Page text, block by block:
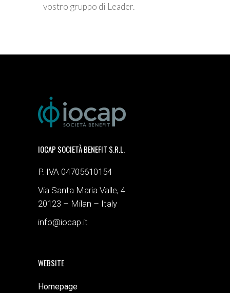
vostro gruppo di Leader.
IOCAP SOCIETÀ BENEFIT S.R.L.
P. IVA 04705610154
Via Santa Maria Valle, 4
20123 – Milan – Italy
info@iocap.it
WEBSITE
Homepage